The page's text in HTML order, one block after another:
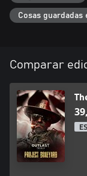
Cosas guardadas
Comparar